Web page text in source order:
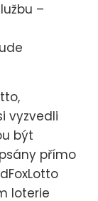
–
vyzvedli
být
přímo
loterie